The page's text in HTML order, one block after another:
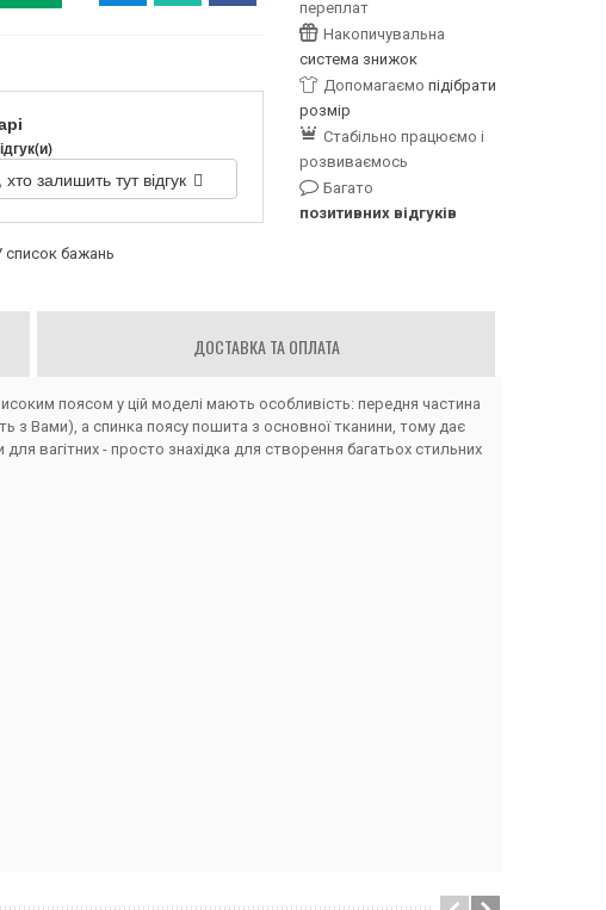
залишить тут відгук
список бажань
переплат
Накопичувальна
система знижок
Допомагаємо підібрати
розмір
Стабільно працюємо і
розвиваємось
Багато
позитивних відгуків
ДОСТАВКА ТА ОПЛАТА
поясом у цій моделі мають особливість: передня частина
з Вами), а спинка поясу пошита з основної тканини, тому дає
вагітних - просто знахідка для створення багатьох стильних